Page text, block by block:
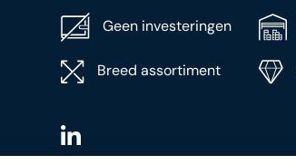
Geen investeringen
Breed assortiment